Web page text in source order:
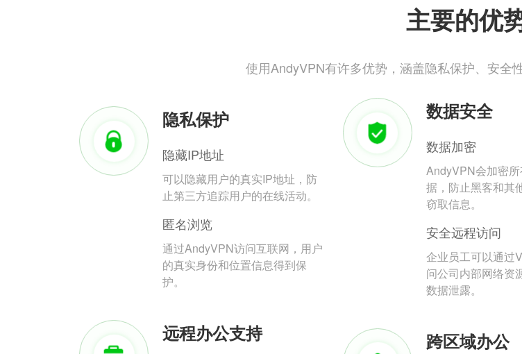
主要的优
使用AndyVPN有许多优势，涵盖隐私保护、安全
隐私保护
隐藏IP地址
可以隐藏用户的真实IP地址，防
止第三方追踪用户的在线活动。
匿名浏览
通过AndyVPN访问互联网，用户
的真实身份和位置信息得到保
护。
数据安全
数据加密
AndyVPN会加密
据，防止黑客和其
窃取信息。
安全远程访问
企业员工可以通过
问公司内部网络资
数据泄露。
远程办公支持 跨区域办公